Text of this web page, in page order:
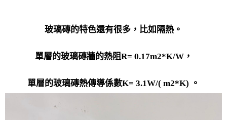
玻璃磚的特色還有很多，比如隔熱。
單層的玻璃磚牆的熱阻R= 0.17m2*K/W，
單層的玻璃磚熱傳導係數K= 3.1W/( m2*K) 。